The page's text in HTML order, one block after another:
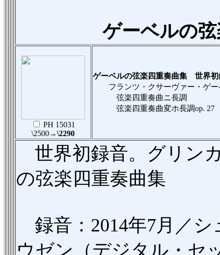
ゲーベルの
PH 15031
\2500→\2290
ゲーベルの弦楽四重奏曲集 世界初
フランツ・クサーヴァー・ゲー
弦楽四重奏曲ニ長調
弦楽四重奏曲変ホ長調op. 27
世界初録音。グリン
の弦楽四重奏曲集
録音：2014年7月／
ウゼン（デジタル・セ